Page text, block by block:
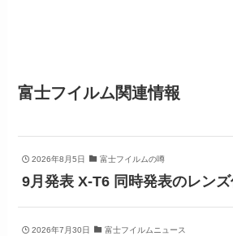
富士フイルム関連情報
2026年8月5日 富士フイルムの噂
9月発表 X-T6 同時発表のレン
2026年7月30日 富士フイルムニュース